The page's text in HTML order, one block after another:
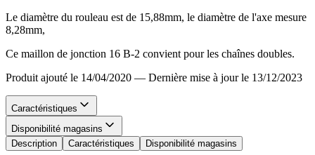
Le diamètre du rouleau est de 15,88mm, le diamètre de l'axe mesure
8,28mm,
Ce maillon de jonction 16 B-2 convient pour les chaînes doubles.
Produit ajouté le 14/04/2020 — Dernière mise à jour le 13/12/2023
Caractéristiques
Disponibilité magasins
Description
Caractéristiques Disponibilité magasins